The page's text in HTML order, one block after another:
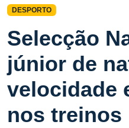
DESPORTO
Selecção
júnior de
velocidade
nos treinos